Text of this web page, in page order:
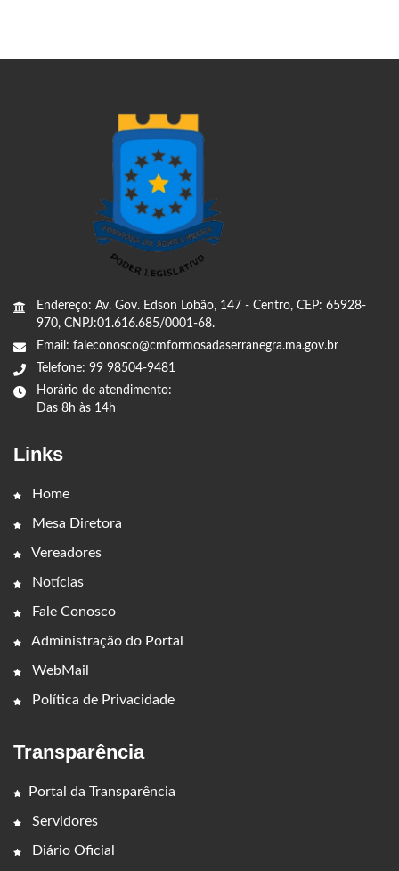
Endereço: Av. Gov. Edson Lobão, 147 - Centro, CEP: 65928-
970, CNPJ:01.616.685/0001-68.
Email: faleconosco@cmformosadaserranegra.ma.gov.br
Telefone: 99 98504-9481
Horário de atendimento:
Das 8h às 14h
Links
Home
Mesa Diretora
Vereadores
Notícias
Fale Conosco
Administração do Portal
WebMail
Política de Privacidade
Transparência
Portal da Transparência
Servidores
Diário Oficial